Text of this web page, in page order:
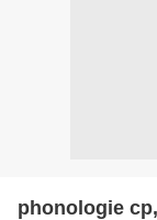
phonologie